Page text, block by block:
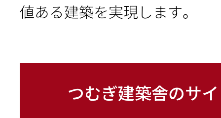
値ある建築を実現します。
つむぎ建築舎のサ